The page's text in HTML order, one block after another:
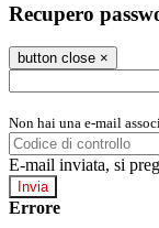
Recupero
button close ×
Non hai una e-mail
E-mail inviata, si
Errore